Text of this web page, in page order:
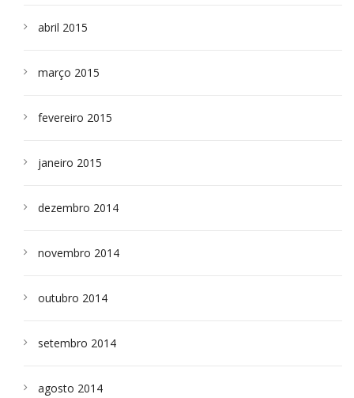
abril 2015
março 2015
fevereiro 2015
janeiro 2015
dezembro 2014
novembro 2014
outubro 2014
setembro 2014
agosto 2014